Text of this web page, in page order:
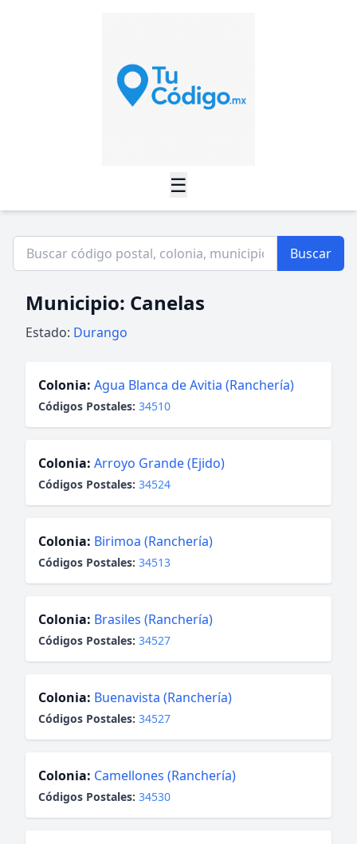
☰
Buscar
Municipio: Canelas
Estado: Durango
Colonia: Agua Blanca de Avitia (Ranchería)
Códigos Postales: 34510
Colonia: Arroyo Grande (Ejido)
Códigos Postales: 34524
Colonia: Birimoa (Ranchería)
Códigos Postales: 34513
Colonia: Brasiles (Ranchería)
Códigos Postales: 34527
Colonia: Buenavista (Ranchería)
Códigos Postales: 34527
Colonia: Camellones (Ranchería)
Códigos Postales: 34530